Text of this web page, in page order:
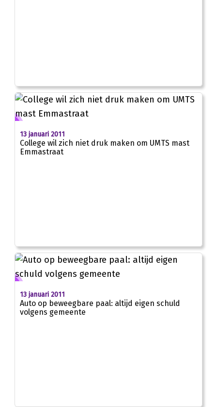
13 januari 2011
College wil zich niet druk maken om UMTS mast
Emmastraat
13 januari 2011
Auto op beweegbare paal: altijd eigen schuld
volgens gemeente